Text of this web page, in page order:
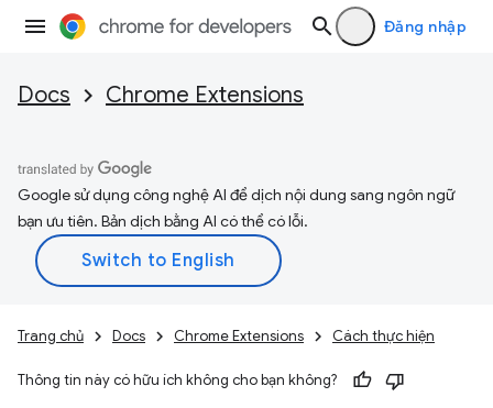
Đăng nhập
Docs Chrome Extensions
Google sử dụng công nghệ AI để dịch nội dung sang ngôn ngữ
bạn ưu tiên. Bản dịch bằng AI có thể có lỗi.
Trang chủ Docs Chrome Extensions Cách thực hiện
Thông tin này có hữu ích không cho bạn không?